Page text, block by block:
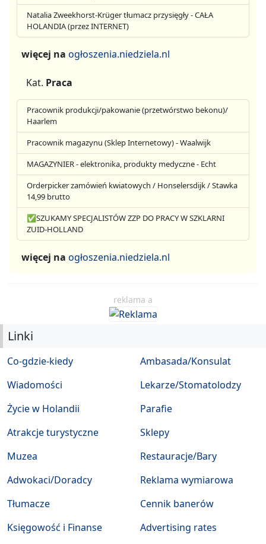
Natalia Zweekhorst-Krüger tłumacz przysięgły - CAŁA
HOLANDIA (przez INTERNET)
więcej na ogłoszenia.niedziela.nl
Kat. Praca
Pracownik produkcji/pakowanie (przetwórstwo bekonu)/
Haarlem
Pracownik magazynu (Sklep Internetowy) - Waalwijk
MAGAZYNIER - elektronika, produkty medyczne - Echt
Orderpicker zamówień kwiatowych / Honselersdijk / Stawka
14,99 brutto
✅SZUKAMY SPECJALISTÓW ZZP DO PRACY W SZKLARNI
ZUID-HOLLAND
więcej na ogłoszenia.niedziela.nl
reklama a
Linki
Co-gdzie-kiedy
Wiadomości
Życie w Holandii
Atrakcje turystyczne
Muzea
Ambasada/Konsulat
Lekarze/Stomatolodzy
Parafie
Sklepy
Restauracje/Bary
Adwokaci/Doradcy
Tłumacze
Księgowość i Finanse
Reklama wymiarowa
Cennik banerów
Advertising rates